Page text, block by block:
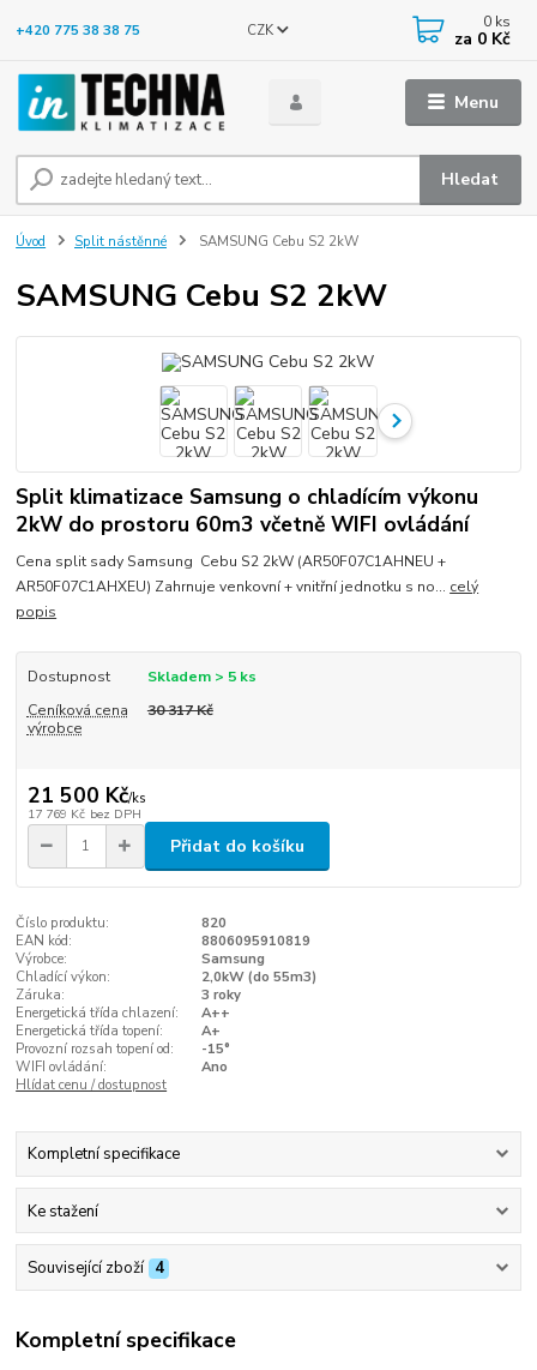
Menu
CZK
Hledat
+420 775 38 38 75 0 ks
za 0 Kč
Úvod Split nástěnné SAMSUNG Cebu S2 2kW
SAMSUNG Cebu S2 2kW
Split klimatizace Samsung o chladícím výkonu
2kW do prostoru 60m3 včetně WIFI ovládání
Cena split sady Samsung Cebu S2 2kW (AR50F07C1AHNEU +
AR50F07C1AHXEU) Zahrnuje venkovní + vnitřní jednotku s no... celý
popis
Dostupnost
Skladem > 5 ks
Ceníková cena
výrobce
30 317 Kč
21 500 Kč/ks
17 769 Kč bez DPH
Přidat do košíku
Číslo produktu:
820
EAN kód:
8806095910819
Výrobce:
Samsung
Chladící výkon:
2,0kW (do 55m3)
Záruka:
3 roky
Energetická třída chlazení:
A++
Energetická třída topení:
A+
Provozní rozsah topení od:
-15°
WIFI ovládání:
Ano
Hlídat cenu / dostupnost
Kompletní specifikace
Ke stažení
Související zboží 4
Kompletní specifikace